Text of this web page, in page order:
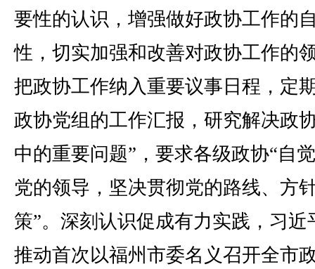
要性的认识，增强做好政协工作的
性，切实加强和改善对政协工作的
把政协工作纳入重要议事日程，定
政协党组的工作汇报，研究解决政
中的重要问题”，要求各级政协“自
党的领导，坚决贯彻党的路线、方
策”。深刻认识促成有力实践，习近
推动首次以福州市委名义召开全市